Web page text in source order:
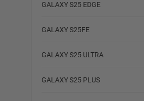
GALAXY S25 EDGE
GALAXY S25FE
GALAXY S25 ULTRA
GALAXY S25 PLUS